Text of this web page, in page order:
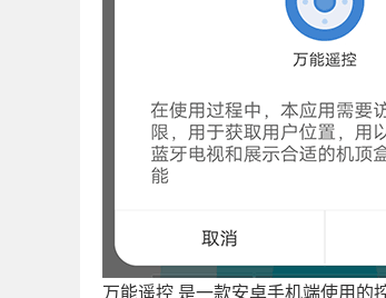
万能遥控 是一款安卓手机端使用的